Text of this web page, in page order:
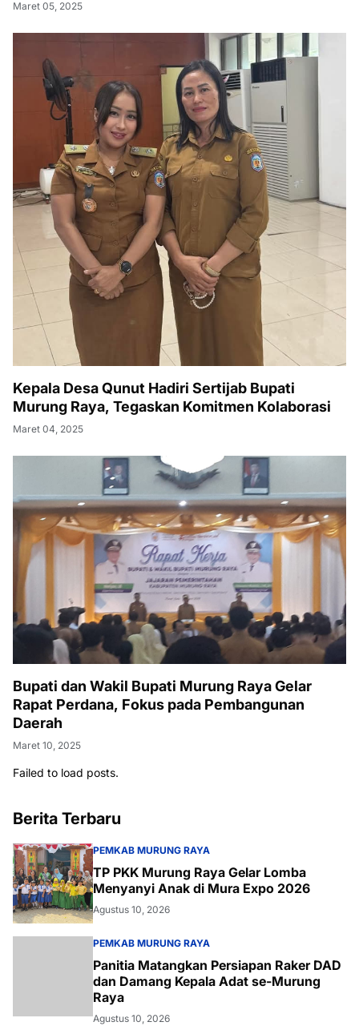
Maret 05, 2025
Kepala Desa Qunut Hadiri Sertijab Bupati
Murung Raya, Tegaskan Komitmen Kolaborasi
Maret 04, 2025
Bupati dan Wakil Bupati Murung Raya Gelar
Rapat Perdana, Fokus pada Pembangunan
Daerah
Maret 10, 2025
Failed to load posts.
Berita Terbaru
PEMKAB MURUNG RAYA
TP PKK Murung Raya Gelar Lomba
Menyanyi Anak di Mura Expo 2026
Agustus 10, 2026
PEMKAB MURUNG RAYA
Panitia Matangkan Persiapan Raker DAD
dan Damang Kepala Adat se-Murung
Raya
Agustus 10, 2026